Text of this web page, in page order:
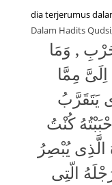
dia terjerumus
Dalam Hadits
, وَمَا
مِمَّا
يَتَقَرَّبُ
كُنْتُ
يُبْصِرُ
الّتِى